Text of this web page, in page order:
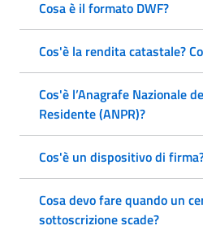
Cosa è il formato DWF?
Cos'è la rendita catastale?
Cos'è l’Anagrafe Nazionale
Residente (ANPR)?
Cos'è un dispositivo di
Cosa devo fare quando un
sottoscrizione scade?